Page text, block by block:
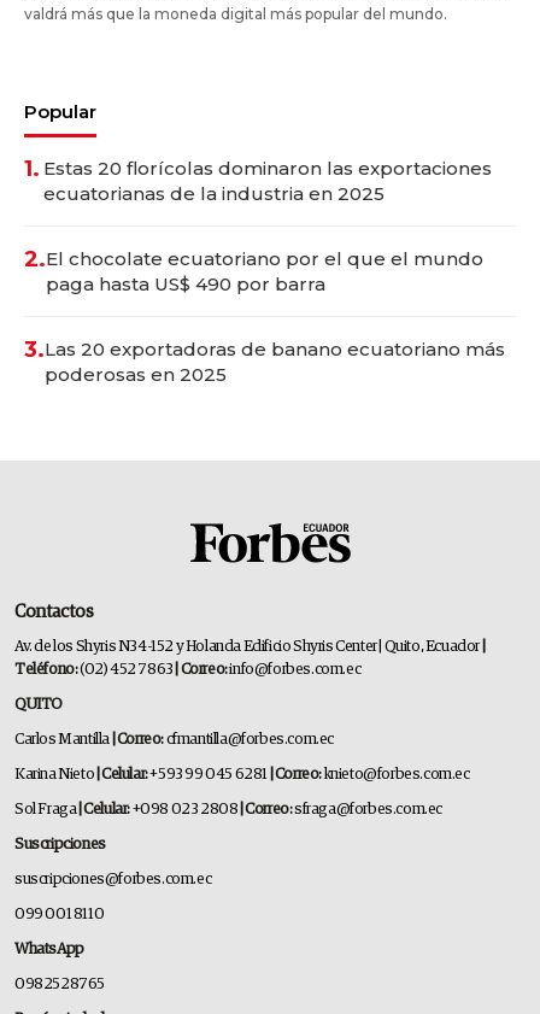
valdrá más que la moneda digital más popular del mundo.
Popular
1. Estas 20 florícolas dominaron las exportaciones
ecuatorianas de la industria en 2025
2.El chocolate ecuatoriano por el que el mundo
paga hasta US$ 490 por barra
3.Las 20 exportadoras de banano ecuatoriano más
poderosas en 2025
Contactos
Av. de los Shyris N34-152 y Holanda Edificio Shyris Center | Quito, Ecuador
Teléfono:(02) 452 7863 | Correo:info@forbes.com.ec
QUITO
Carlos Mantilla | Correo:cfmantilla@forbes.com.ec
Karina Nieto | Celular:+593 99 045 6281 | Correo:knieto@forbes.com.ec
Sol Fraga| Celular:+098 023 2808 | Correo:sfraga@forbes.com.ec
Suscripciones
suscripciones@forbes.com.ec
099 001 8110
WhatsApp
0982528765